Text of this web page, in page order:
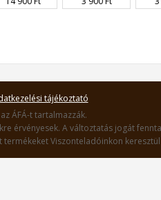
tájékoztató
ÁFÁ-t tartalmazzák.
érvényesek. A változtatás jogát
Viszonteladóinkon